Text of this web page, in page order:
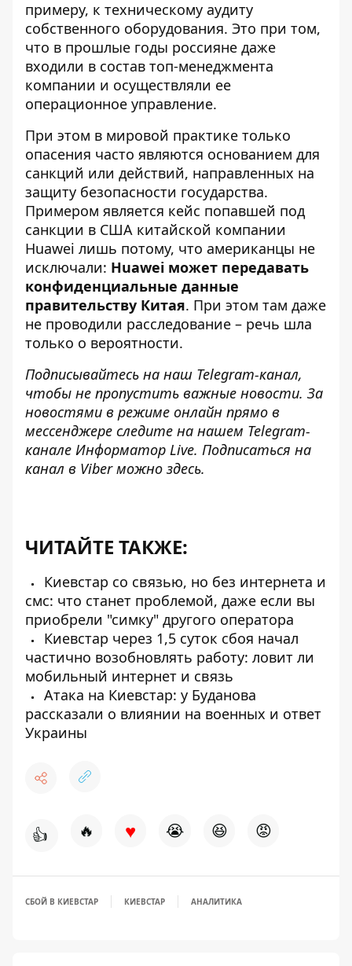
примеру, к техническому аудиту
собственного оборудования. Это при том,
что в прошлые годы россияне даже
входили в состав топ-менеджмента
компании и осуществляли ее
операционное управление.
При этом в мировой практике только
опасения часто являются основанием для
санкций или действий, направленных на
защиту безопасности государства.
Примером является кейс попавшей под
санкции в США китайской компании
Huawei лишь потому, что американцы не
исключали: Huawei может передавать
конфиденциальные данные
правительству Китая. При этом там даже
не проводили расследование – речь шла
только о вероятности.
Подписывайтесь на наш Telegram-канал,
чтобы не пропустить важные новости. За
новостями в режиме онлайн прямо в
мессенджере следите на нашем Telegram-
канале Информатор Live. Подписаться на
канал в Viber можно здесь.
ЧИТАЙТЕ ТАКЖЕ:
Киевстар со связью, но без интернета и
смс: что станет проблемой, даже если вы
приобрели "симку" другого оператора
Киевстар через 1,5 суток сбоя начал
частично возобновлять работу: ловит ли
мобильный интернет и связь
Атака на Киевстар: у Буданова
рассказали о влиянии на военных и ответ
Украины
👍 🔥 ♥ 😭 😆 😡
СБОЙ В КИЕВСТАР КИЕВСТАР АНАЛИТИКА